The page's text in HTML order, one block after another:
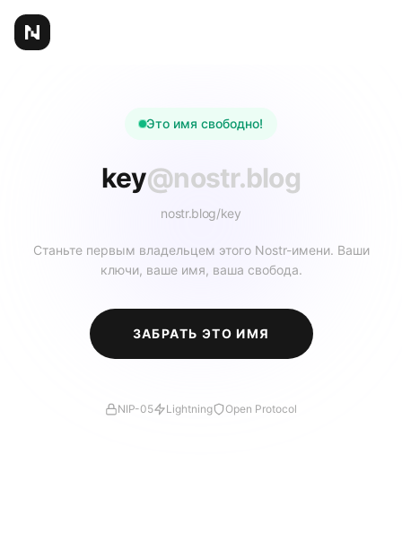
Это имя свободно!
key@nostr.blog
nostr.blog/key
Станьте первым владельцем этого Nostr-имени. Ваши
ключи, ваше имя, ваша свобода.
ЗАБРАТЬ ЭТО ИМЯ
NIP-05 Lightning Open Protocol